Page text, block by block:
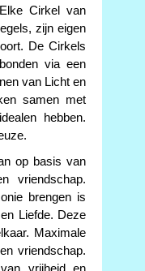
Cirkel van
zijn eigen
De Cirkels
via een
van Licht en
samen met
hebben.
op basis van
vriendschap.
brengen is
Liefde. Deze
Maximale
vriendschap.
vrijheid en